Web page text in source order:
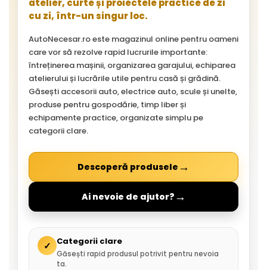
atelier, curte și proiectele practice de zi
cu zi, într-un singur loc.
AutoNecesar.ro este magazinul online pentru oameni
care vor să rezolve rapid lucrurile importante:
întreținerea mașinii, organizarea garajului, echiparea
atelierului și lucrările utile pentru casă și grădină.
Găsești accesorii auto, electrice auto, scule și unelte,
produse pentru gospodărie, timp liber și
echipamente practice, organizate simplu pe
categorii clare.
Descoperă produsele →
Ai nevoie de ajutor? →
✓ Categorii clare
Găsești rapid produsul potrivit pentru nevoia
ta.